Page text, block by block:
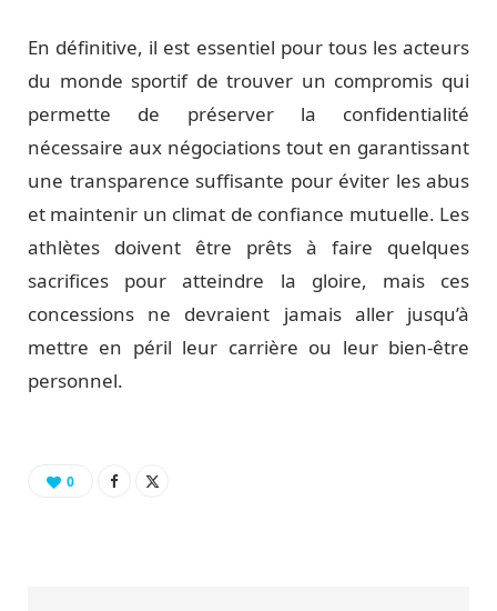
En définitive, il est essentiel pour tous les acteurs
du monde sportif de trouver un compromis qui
permette de préserver la confidentialité
nécessaire aux négociations tout en garantissant
une transparence suffisante pour éviter les abus
et maintenir un climat de confiance mutuelle. Les
athlètes doivent être prêts à faire quelques
sacrifices pour atteindre la gloire, mais ces
concessions ne devraient jamais aller jusqu’à
mettre en péril leur carrière ou leur bien-être
personnel.
0